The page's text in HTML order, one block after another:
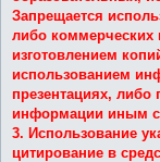
Запрещается
либо коммерческих
изготовлением
использованием
презентациях, либо
информации иным
3. Использование
цитирование в